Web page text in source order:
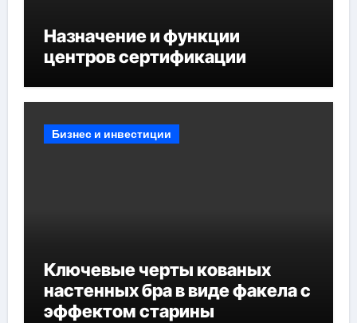
Назначение и функции
центров сертификации
Бизнес и инвестиции
Ключевые черты кованых
настенных бра в виде факела с
эффектом старины